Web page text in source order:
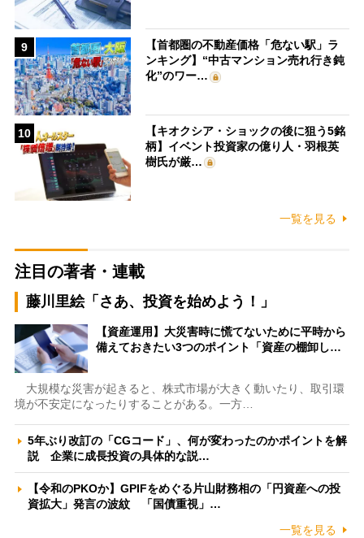
9
【首都圏の不動産価格「危ない駅」ラ
ンキング】“中古マンション売れ行き鈍
化”のワー…
10
【キオクシア・ショックの後に狙う5銘
柄】イベント投資家の億り人・羽根英
樹氏が厳…
一覧を見る
注目の著者・連載
藤川里絵「さあ、投資を始めよう！」
【資産運用】大災害時に慌てないために平時から
備えておきたい3つのポイント「資産の棚卸し…
大規模な災害が起きると、株式市場が大きく動いたり、取引環
境が不安定になったりすることがある。一方…
5年ぶり改訂の「CGコード」、何が変わったのかポイントを解
説 企業に成長投資の具体的な説…
【令和のPKOか】GPIFをめぐる片山財務相の「円資産への投
資拡大」発言の波紋 「国債重視」…
一覧を見る